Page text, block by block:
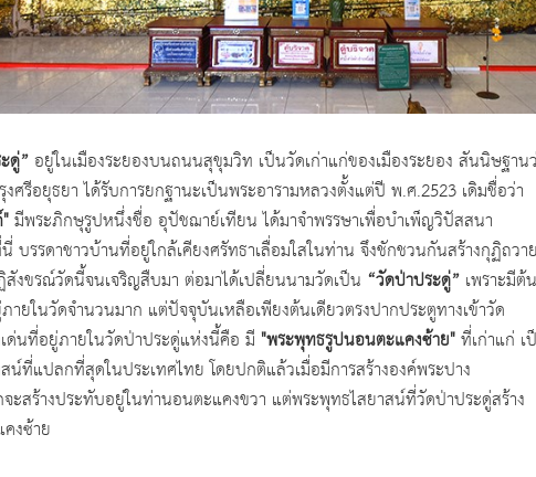
”อยู่ในเมืองระยองบนถนนสุขุมวิท เป็นวัดเก่าแก่ของเมืองระยอง สันนิษฐาน
ยา ได้รับการยกฐานะเป็นพระอารามหลวงตั้งแต่ปี พ.ศ.2523 เดิมชื่อว่า
มีพระภิกษุรูปหนึ่งชื่อ อุปัชฌาย์เทียน ได้มาจำพรรษาเพื่อบำเพ็ญวิปัสสนา
ชาวบ้านที่อยู่ใกล้เคียงศรัทธาเลื่อมใสในท่าน จึงชักชวนกันสร้างกุฏิถวาย
ดนี้จนเจริญสืบมา ต่อมาได้เปลี่ยนนามวัดเป็น “วัดป่าประดู่” เพราะมีต้น
จำนวนมาก แต่ปัจจุบันเหลือเพียงต้นเดียวตรงปากประตูทางเข้าวัด
ายในวัดป่าประดู่แห่งนี้คือ มี "พระพุทธรูปนอนตะแคงซ้าย"ที่เก่าแก่ เ
กที่สุดในประเทศไทย โดยปกติแล้วเมื่อมีการสร้างองค์พระปาง
ประทับอยู่ในท่านอนตะแคงขวา แต่พระพุทธไสยาสน์ที่วัดป่าประดู่สร้าง
ซ้าย